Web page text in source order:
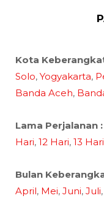
Kota
Solo, Yogyakarta,
Banda Aceh,
Lama Perjalanan :
Hari, 12 Hari, 13 Hari
Bulan
April, Mei, Juni, Juli,